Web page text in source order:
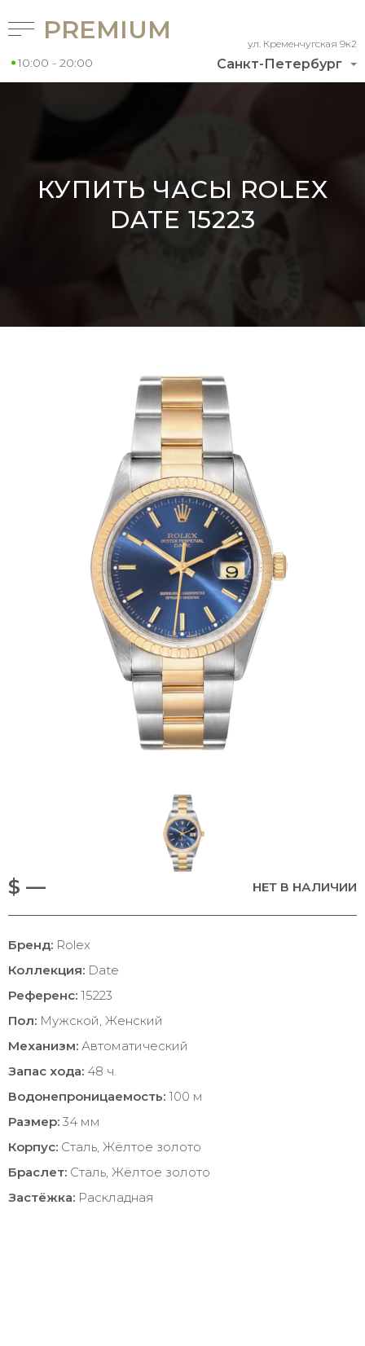
Санкт-Петербург
ул. Кременчугская 9к2
PREMIUM
10:00 - 20:00
КУПИТЬ ЧАСЫ ROLEX
DATE 15223
$ — НЕТ В НАЛИЧИИ
Бренд: Rolex
Коллекция: Date
Референс: 15223
Пол: Мужской, Женский
Механизм: Автоматический
Запас хода: 48 ч.
Водонепроницаемость: 100 м
Размер: 34 мм
Корпус: Сталь, Жёлтое золото
Браслет: Сталь, Жёлтое золото
Застёжка: Раскладная